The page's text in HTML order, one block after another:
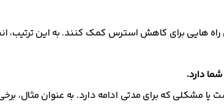
راه هایی برای کاهش استرس کمک کنند. به این ترتیب،
که برای مدتی ادامه دارد. به عنوان مثال، برخی